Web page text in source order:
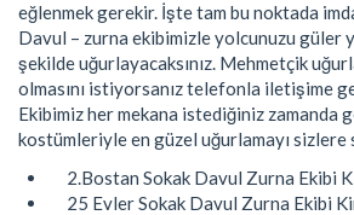
eğlenmek gerekir. İşte tam bu noktada
Davul – zurna ekibimizle yolcunuzu güler
şekilde uğurlayacaksınız. Mehmetçik
olmasını istiyorsanız telefonla iletişime
Ekibimiz her mekana istediğiniz zamanda
kostümleriyle en güzel uğurlamayı sizlere
2.Bostan Sokak Davul Zurna Ekibi
25 Evler Sokak Davul Zurna Ekibi